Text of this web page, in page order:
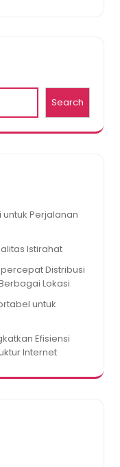
Search
Perjalanan
Istirahat
Distribusi
Lokasi
untuk
Efisiensi
Internet